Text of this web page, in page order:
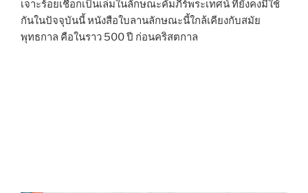
เจาะร้อยเชือกเป็นเล่มในลักษณะคัมภีร์พระเทศน์ ที่ยังคงมีใช้
กันในปัจจุบันนี้ หนังสือใบลานลักษณะนี้ใกล้เคียงกับสมัย
พุทธกาล คือในราว 500 ปี ก่อนคริสตกาล